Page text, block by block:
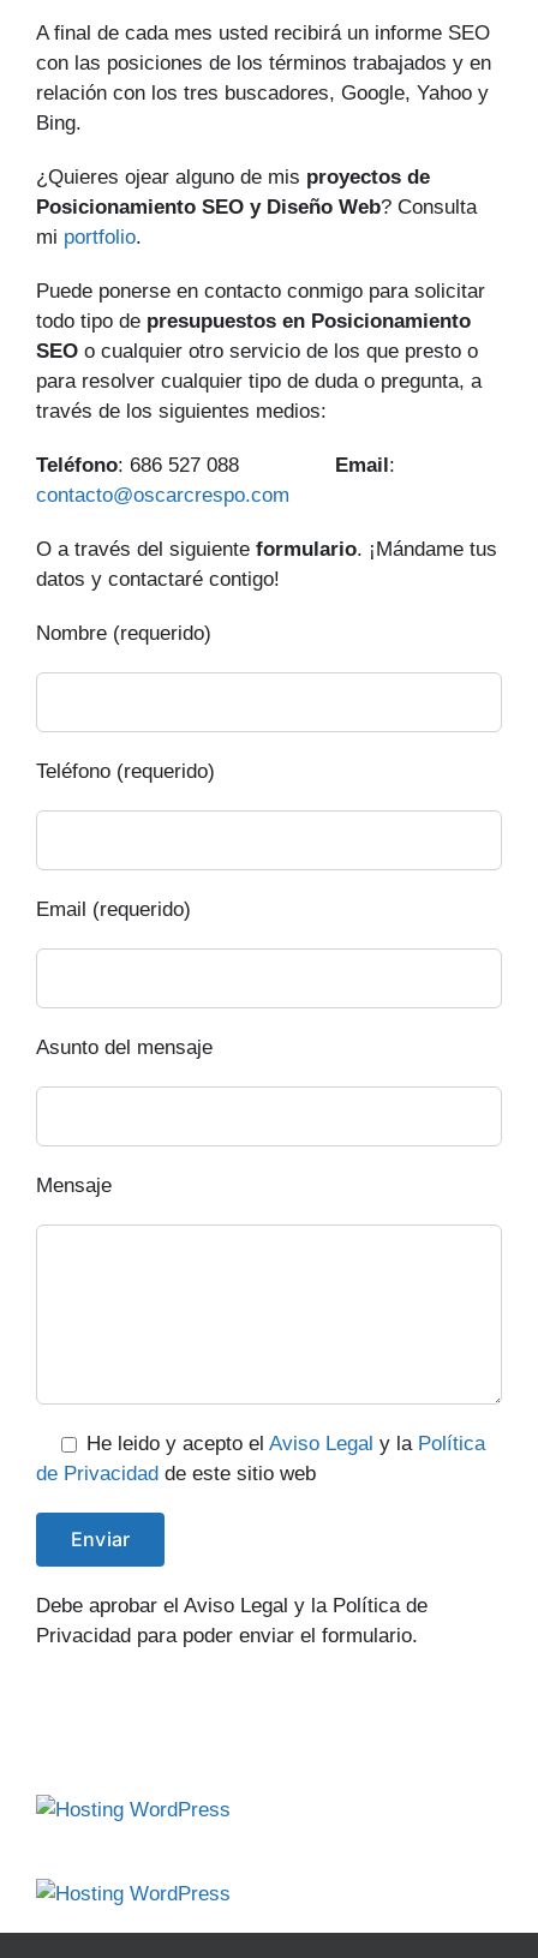
A final de cada mes usted recibirá un informe SEO
con las posiciones de los términos trabajados y en
relación con los tres buscadores, Google, Yahoo y
Bing.
¿Quieres ojear alguno de mis proyectos de
Posicionamiento SEO y Diseño Web? Consulta
mi portfolio.
Puede ponerse en contacto conmigo para solicitar
todo tipo de presupuestos en Posicionamiento
SEO o cualquier otro servicio de los que presto o
para resolver cualquier tipo de duda o pregunta, a
través de los siguientes medios:
Teléfono: 686 527 088 Email :
contacto@oscarcrespo.com
O a través del siguiente formulario. ¡Mándame tus
datos y contactaré contigo!
Nombre (requerido)
Teléfono (requerido)
Email (requerido)
Asunto del mensaje
Mensaje
He leido y acepto el Aviso Legal y la Política
de Privacidad de este sitio web
Debe aprobar el Aviso Legal y la Política de
Privacidad para poder enviar el formulario.